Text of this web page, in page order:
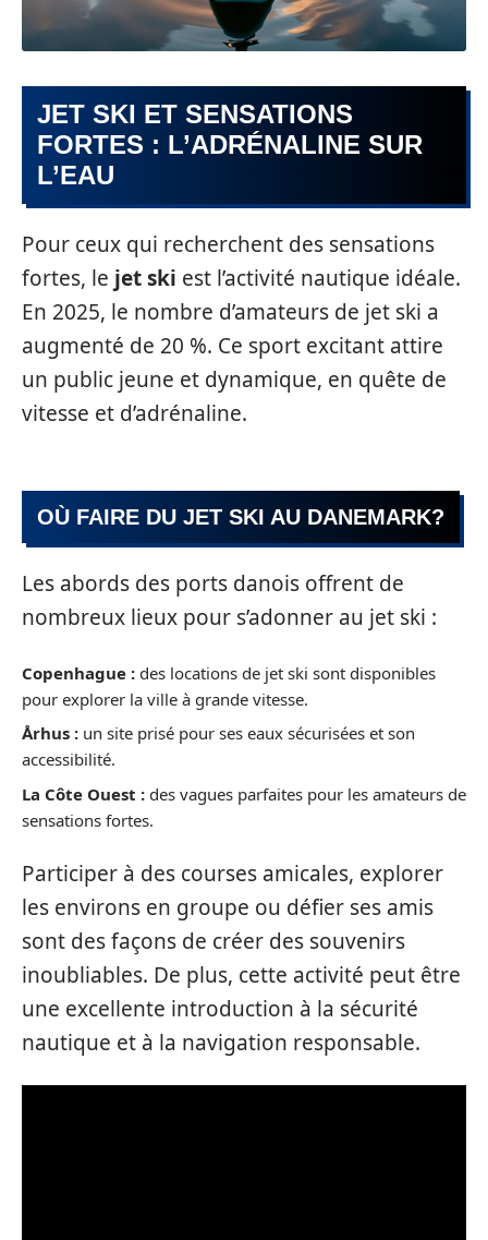
JET SKI ET SENSATIONS
FORTES : L’ADRÉNALINE SUR
L’EAU
Pour ceux qui recherchent des sensations
fortes, le jet ski est l’activité nautique idéale.
En 2025, le nombre d’amateurs de jet ski a
augmenté de 20 %. Ce sport excitant attire
un public jeune et dynamique, en quête de
vitesse et d’adrénaline.
OÙ FAIRE DU JET SKI AU DANEMARK?
Les abords des ports danois offrent de
nombreux lieux pour s’adonner au jet ski :
Copenhague : des locations de jet ski sont disponibles
pour explorer la ville à grande vitesse.
Århus : un site prisé pour ses eaux sécurisées et son
accessibilité.
La Côte Ouest : des vagues parfaites pour les amateurs de
sensations fortes.
Participer à des courses amicales, explorer
les environs en groupe ou défier ses amis
sont des façons de créer des souvenirs
inoubliables. De plus, cette activité peut être
une excellente introduction à la sécurité
nautique et à la navigation responsable.